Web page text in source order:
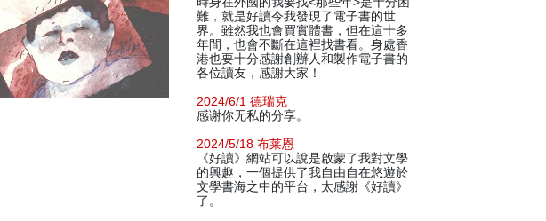
難，就是好讀令我發現了電子書的世
界。雖然我也會買實體書，但在這十多
年間，也會不斷在這裡找書看。身處香
港也要十分感謝創辦人和製作電子書的
各位讀友，感謝大家！
2024/6/1 德瑞克
感谢你无私的分享。
2024/5/18 布莱恩
《好讀》網站可以說是啟蒙了我對文學
的興趣，一個提供了我自由自在悠遊於
文學書海之中的平台，太感謝《好讀》
了。